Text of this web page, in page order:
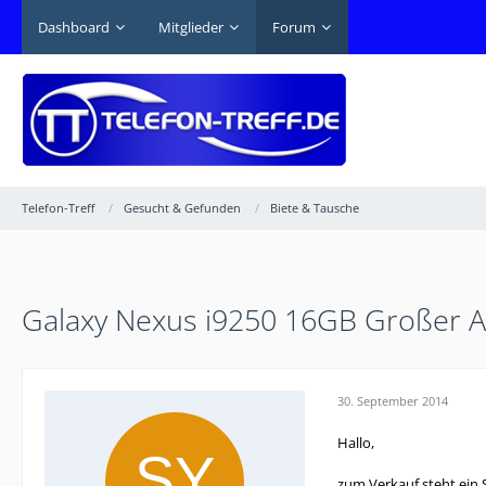
Dashboard Mitglieder Forum
Telefon-Treff Gesucht & Gefunden Biete & Tausche
Galaxy Nexus i9250 16GB Großer
30. September 2014
Hallo,